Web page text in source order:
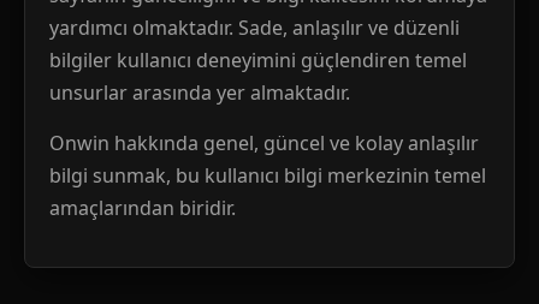
yardımcı olmaktadır. Sade, anlaşılır ve düzenli
bilgiler kullanıcı deneyimini güçlendiren temel
unsurlar arasında yer almaktadır.
Onwin hakkında genel, güncel ve kolay anlaşılır
bilgi sunmak, bu kullanıcı bilgi merkezinin temel
amaçlarından biridir.